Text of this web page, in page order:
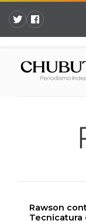
Rawson
Tecnicatura